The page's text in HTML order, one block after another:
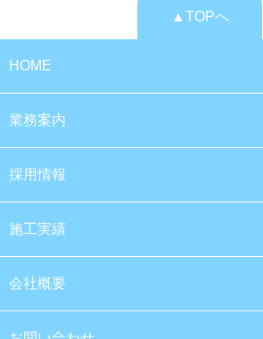
▲TOPへ
HOME
業務案内
採用情報
施工実績
会社概要